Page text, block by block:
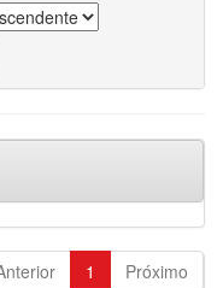
1 Próximo